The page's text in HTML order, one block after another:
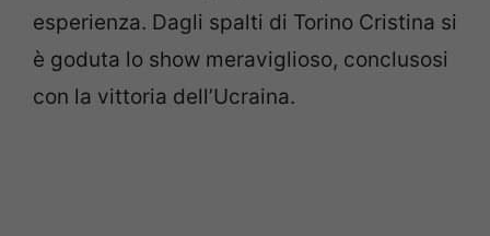
esperienza. Dagli spalti di Torino Cristina si
è goduta lo show meraviglioso, conclusosi
con la vittoria dell’Ucraina.